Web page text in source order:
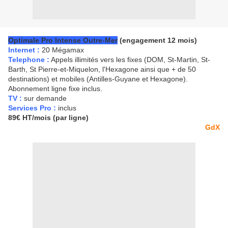
Optimale Pro Intense Outre-Mer(engagement 12 mois)
Internet : 20 Mégamax
Telephone : Appels illimités vers les fixes (DOM, St-Martin, St-
Barth, St Pierre-et-Miquelon, l'Hexagone ainsi que + de 50
destinations) et mobiles (Antilles-Guyane et Hexagone).
Abonnement ligne fixe inclus.
TV : sur demande
Services Pro : inclus
89€ HT/mois (par ligne)
GdX